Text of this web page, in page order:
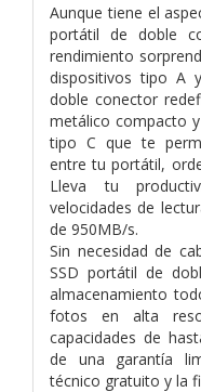
Aunque tiene el
portátil de doble
rendimiento
dispositivos tipo A
doble conector
metálico compacto
tipo C que te
entre tu portátil,
Lleva tu
velocidades de
de 950MB/s.
Sin necesidad de
SSD portátil de
almacenamiento
fotos en alta
capacidades de
de una garantía
técnico gratuito y la